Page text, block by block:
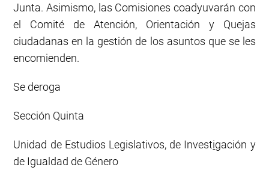
Junta. Asimismo, las Comisiones coadyuvarán con
el Comité de Atención, Orientación y Quejas
ciudadanas en la gestión de los asuntos que se les
encomienden.
Se deroga
Sección Quinta
Unidad de Estudios Legislativos, de Investigación y
de Igualdad de Género